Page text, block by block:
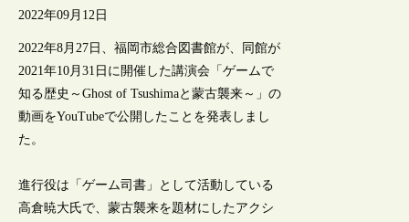
2022年09月12日
2022年8月27日、福岡市総合図書館が、同館が
2021年10月31日に開催した講演会「ゲームで
知る歴史～Ghost of Tsushimaと蒙古襲来～」の
動画をYouTubeで公開したことを発表しまし
た。
進行役は「ゲーム司書」として活動している
高倉暁大氏で、蒙古襲来を題材にしたアクシ